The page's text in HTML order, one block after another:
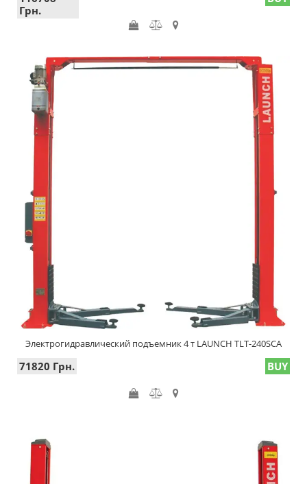
Грн.
Электрогидравлический подъемник 4 т LAUNCH TLT-240SCA
71820 Грн. BUY